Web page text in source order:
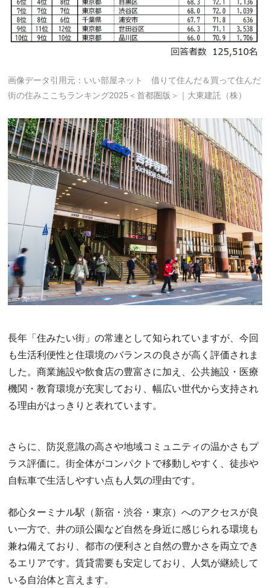
画像データ引用元：いい部屋ネット 借りて住んだ＆買って住んだ
街の住みここちランキング2025＜首都圏版＞｜大東建託（株）
長年「住みたい街」の常連として知られていますが、今回
も生活利便性と住環境のバランスの良さが高く評価されま
した。商業施設や飲食店の豊富さに加え、公共施設・医療
機関・教育環境が充実しており、幅広い世代から支持され
る理由がはっきりと表れています。
さらに、防災意識の高さや地域コミュニティの温かさもプ
ラス評価に。街全体がコンパクトで移動しやすく、徒歩や
自転車で生活しやすい点も人気の理由です。
都心ターミナル駅（新宿・渋谷・東京）へのアクセスが良
い一方で、井の頭公園など自然を身近に感じられる環境も
兼ね備えており、都市の便利さと自然の豊かさを両立でき
るエリアです。賃貸需要も安定しており、人気が継続して
いる自治体と言えます。